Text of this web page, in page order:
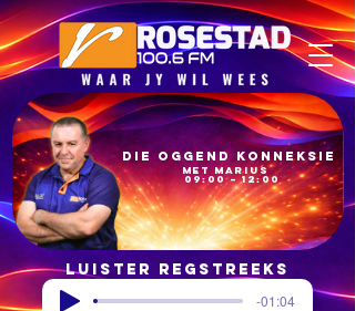
09:00 – 12:00
met Marius
Die Oggend Konneksie
Luister regstreeks
-01:04